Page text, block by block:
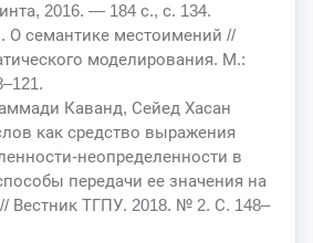
2016. — 184 с., с. 134.
О семантике местоимений //
моделирования. М.:
Каванд, Сейед Хасан
как средство выражения
неопределенности в
передачи ее значения на
Вестник ТГПУ. 2018. № 2. С. 148–